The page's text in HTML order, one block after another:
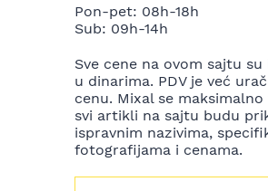
Pon-pet: 08h-18h
Sub: 09h-14h
Sve cene na ovom sajtu su
u dinarima. PDV je već
cenu. Mixal se
svi artikli na sajtu budu
ispravnim nazivima,
fotografijama i cenama.